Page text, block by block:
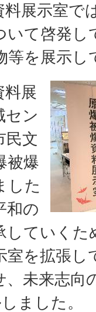
展示室で
いて啓発し
等を展示し
料展
セン
民文
被爆
した
和の
していくた
室を拡張し
、未来志向
ました。